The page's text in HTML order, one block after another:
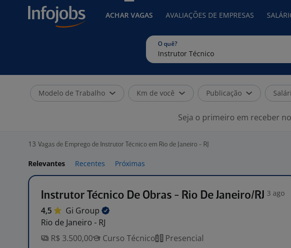
ACHAR VAGAS AVALIAÇÕES DE EMPRESAS
O quê?
Modelo de Trabalho Km de você Publicação
Seja o primeiro em receber
13 Vagas de Emprego de Instrutor Técnico em Rio de Janeiro - RJ
Relevantes Recentes Próximas
Instrutor Técnico De Obras - Rio De Janeiro/RJ 3 ago
4,5 Gi Group
Rio de Janeiro - RJ
R$ 3.500,00
Curso Técnico
Presencial